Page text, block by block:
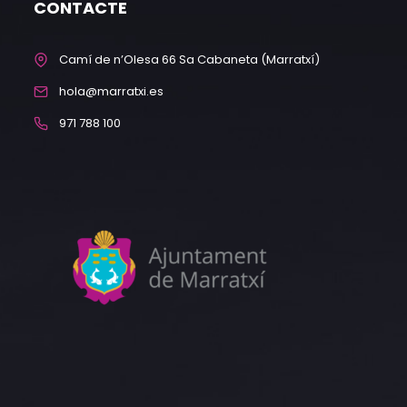
CONTACTE
Camí de n’Olesa 66 Sa Cabaneta (Marratxí)
hola@marratxi.es
971 788 100